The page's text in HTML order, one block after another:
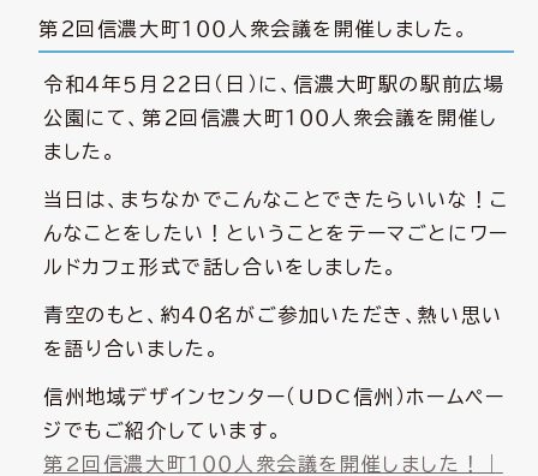
第２回信濃大町１００人衆会議を開催しました。
令和４年５月２２日（日）に、信濃大町駅の駅前広場
公園にて、第２回信濃大町１００人衆会議を開催し
ました。
当日は、まちなかでこんなことできたらいいな！こ
んなことをしたい！ということをテーマごとにワー
ルドカフェ形式で話し合いをしました。
青空のもと、約４０名がご参加いただき、熱い思い
を語り合いました。
信州地域デザインセンター（UDC信州）ホームペー
ジでもご紹介しています。
第2回信濃大町１００人衆会議を開催しました！｜